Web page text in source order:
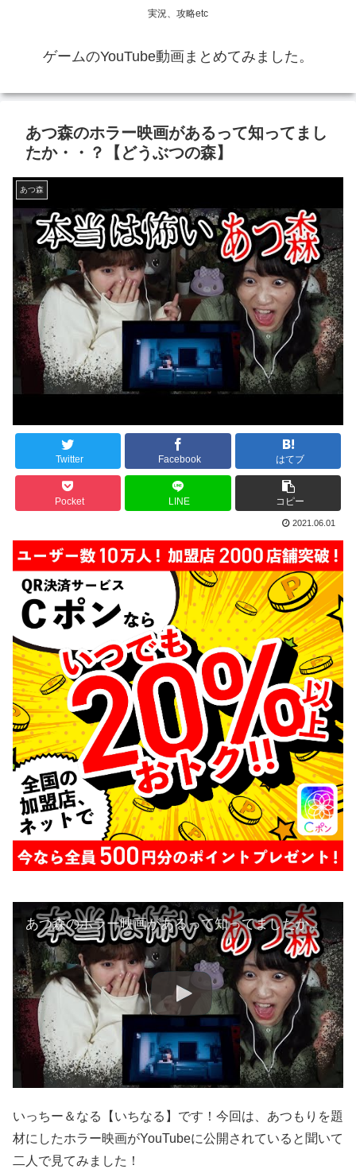
実況、攻略etc
ゲームのYouTube動画まとめてみました。
あつ森のホラー映画があるって知ってまし
たか・・？【どうぶつの森】
あつ森
Twitter Facebook はてブ
Pocket LINE コピー
2021.06.01
あつ森のホラー映画があるって知ってましたか・・？【どうぶつの森】
いっちー＆なる【いちなる】です！今回は、あつもりを題
材にしたホラー映画がYouTubeに公開されていると聞いて
二人で見てみました！